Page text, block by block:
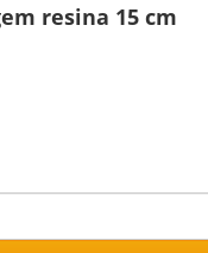
resina 15 cm